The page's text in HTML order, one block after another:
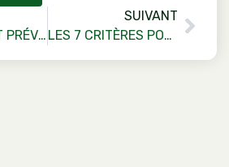
QUEL BUDGET PRÉVOIR POUR L’AMÉNAGEMENT DE VOTRE JARDIN EN SUISSE ?
SUIVANT
LES 7 CRITÈRES POUR BIEN CHOISIR VOTRE PAYSAGISTE